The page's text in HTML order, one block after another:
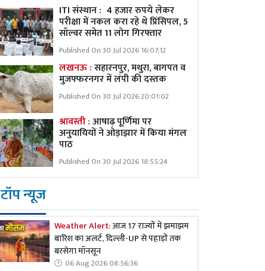
ITI संस्थान : 4 हजार रुपये लेकर
परीक्षा में नकल करा रहे थे प्रिंसिपल, 5
सॉल्वर समेत 11 लोग गिरफ्तार
Published On 30 Jul 2026 16:07:12
लखनऊ :सहारनपुर, मथुरा, बागपत व
मुजफ्फरनगर में लंपी की दस्तक
Published On 30 Jul 2026 20:01:02
श्रावस्ती :आषाढ़ पूर्णिमा पर
अनुयायियों ने ओड़ाझार में किया मंगल
पाठ
Published On 30 Jul 2026 18:55:24
टॉप न्यूज
Weather Alert:आज 17 राज्यों में झमाझम
बारिश का अलर्ट, दिल्ली-UP से पहाड़ों तक
बरसेगा मॉनसून
06 Aug 2026 08:56:36